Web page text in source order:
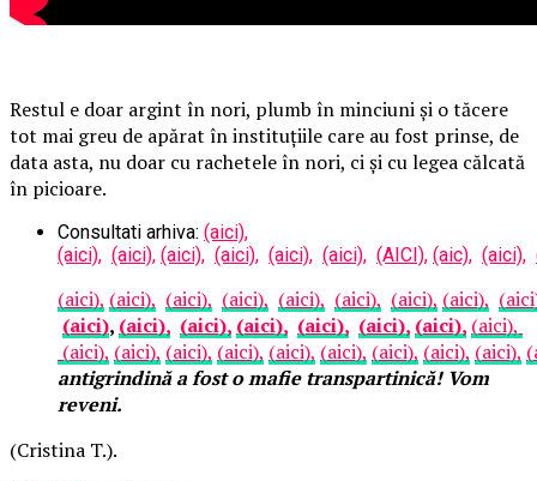
Restul e doar argint în nori, plumb în minciuni și o tăcere
tot mai greu de apărat în instituțiile care au fost prinse, de
data asta, nu doar cu rachetele în nori, ci și cu legea călcată
în picioare.
Consultati arhiva: (aici),
(aici), (aici), (aici), (aici), (aici), (aici), (AICI), (aic), (aici),
(aici), (aici), (aici), (aici), (aici), (aici), (aici), (aici),
(aici), (aici), (aici), (aici), (aici), (aici), (aici), (aici),
(aici), (aici), (aici), (aici), (aici), (aici), (aici), (aici), (aici),
antigrindină a fost o mafie transpartinică! Vom
reveni.
(Cristina T.).